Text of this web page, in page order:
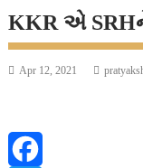
KKR એ
Apr 12, 2021